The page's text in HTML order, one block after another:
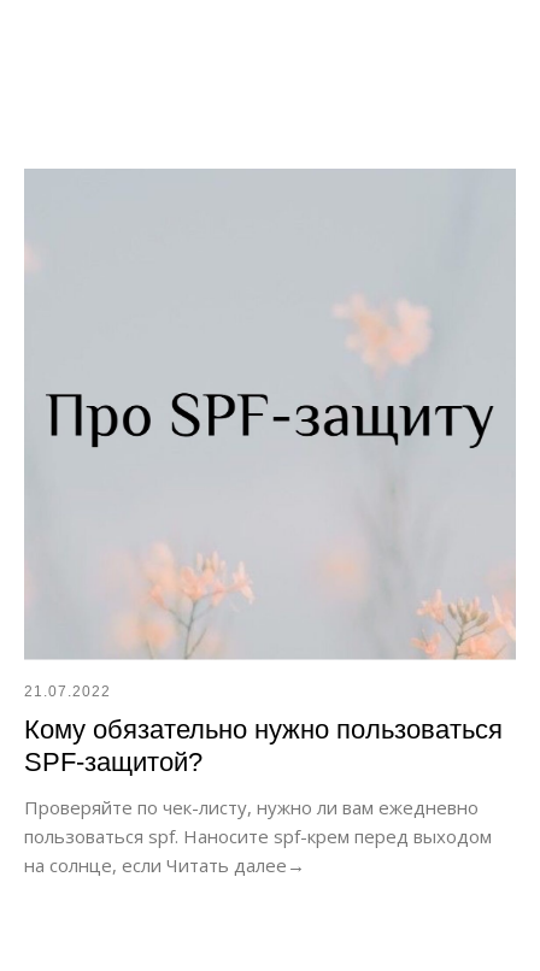
21.07.2022
Кому обязательно нужно пользоваться
SPF-защитой?
Проверяйте по чек-листу, нужно ли вам ежедневно
пользоваться spf. Наносите spf-крем перед выходом
на солнце, если Читать далее→